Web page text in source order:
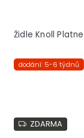
Židle Knoll
dodání: 5-6 týdnů
ZDARMA